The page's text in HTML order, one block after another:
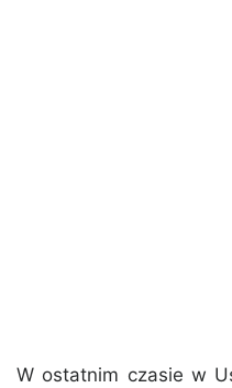
W ostatnim czasie w